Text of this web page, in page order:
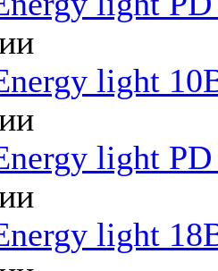
light
light
light